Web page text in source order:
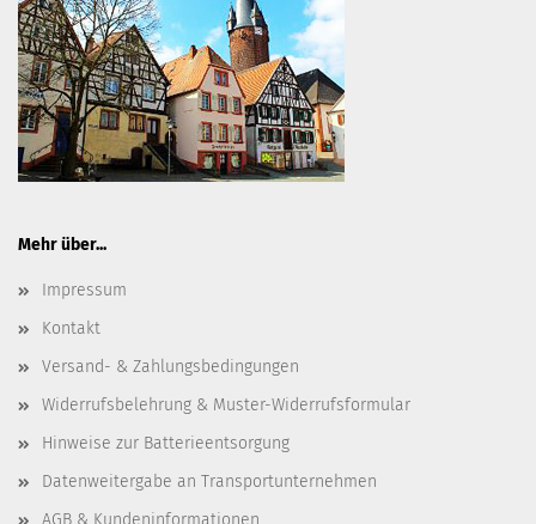
Mehr über...
Impressum
Kontakt
Versand- & Zahlungsbedingungen
Widerrufsbelehrung & Muster-Widerrufsformular
Hinweise zur Batterieentsorgung
Datenweitergabe an Transportunternehmen
AGB & Kundeninformationen